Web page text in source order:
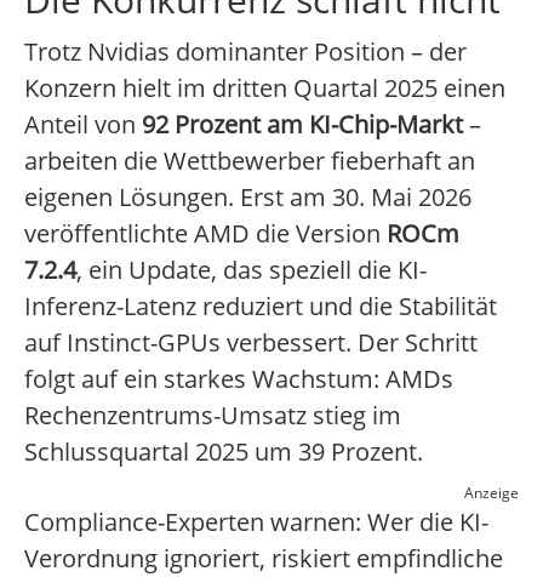
Trotz Nvidias dominanter Position – der
Konzern hielt im dritten Quartal 2025 einen
Anteil von 92 Prozent am KI-Chip-Markt–
arbeiten die Wettbewerber fieberhaft an
eigenen Lösungen. Erst am 30. Mai 2026
veröffentlichte AMD die Version ROCm
7.2.4, ein Update, das speziell die KI-
Inferenz-Latenz reduziert und die Stabilität
auf Instinct-GPUs verbessert. Der Schritt
folgt auf ein starkes Wachstum: AMDs
Rechenzentrums-Umsatz stieg im
Schlussquartal 2025 um 39 Prozent.
Anzeige
Compliance-Experten warnen: Wer die KI-
Verordnung ignoriert, riskiert empfindliche